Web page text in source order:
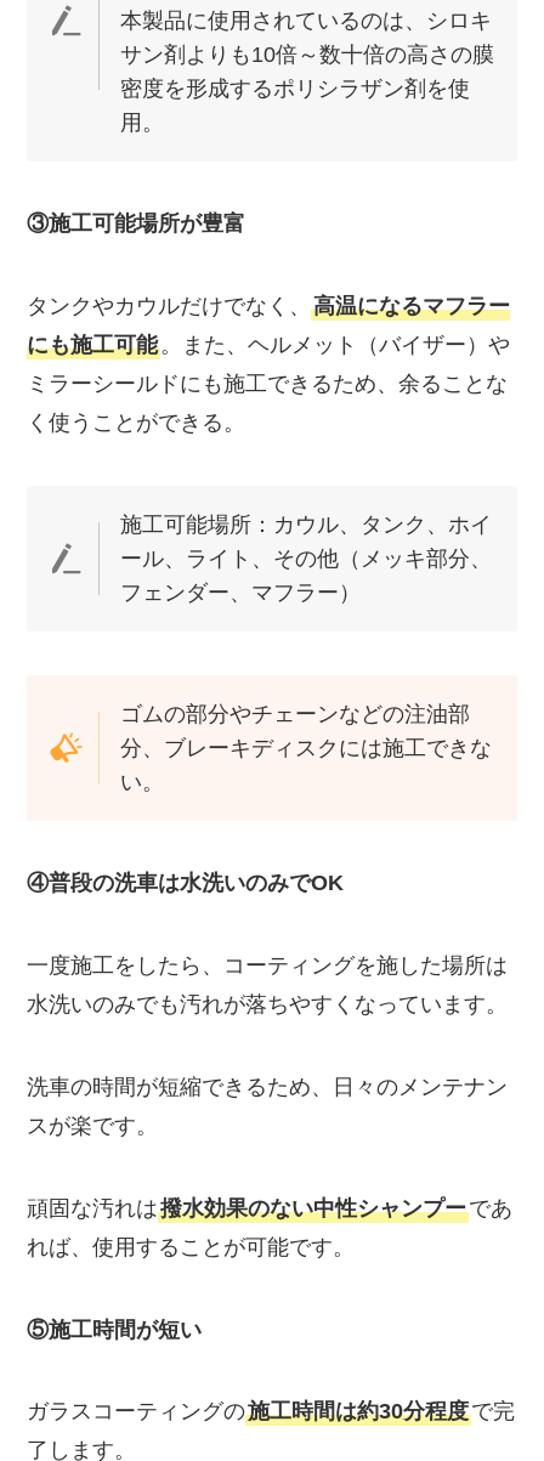
本製品に使用されているのは、シロキ
サン剤よりも10倍～数十倍の高さの膜
密度を形成するポリシラザン剤を使
用。
③施工可能場所が豊富
タンクやカウルだけでなく、高温になるマフラー
にも施工可能。また、ヘルメット（バイザー）や
ミラーシールドにも施工できるため、余ることな
く使うことができる。
施工可能場所：カウル、タンク、ホイ
ール、ライト、その他（メッキ部分、
フェンダー、マフラー）
ゴムの部分やチェーンなどの注油部
分、ブレーキディスクには施工できな
い。
④普段の洗車は水洗いのみでOK
一度施工をしたら、コーティングを施した場所は
水洗いのみでも汚れが落ちやすくなっています。
洗車の時間が短縮できるため、日々のメンテナン
スが楽です。
頑固な汚れは撥水効果のない中性シャンプーであ
れば、使用することが可能です。
⑤施工時間が短い
ガラスコーティングの施工時間は約30分程度で完
了します。